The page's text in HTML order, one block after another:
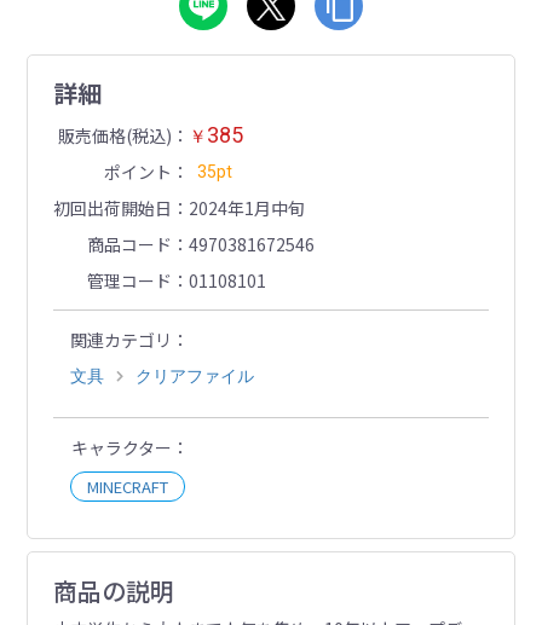
詳細
販売価格(税込) ￥ 385
ポイント 35pt
初回出荷開始日
2024年1月中旬
商品コード
4970381672546
管理コード
01108101
関連カテゴリ
文具 クリアファイル
キャラクター
MINECRAFT
商品の説明